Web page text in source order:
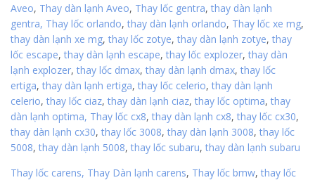
Aveo, Thay dàn lạnh Aveo, Thay lốc gentra, thay dàn lạnh
gentra, Thay lốc orlando, thay dàn lạnh orlando, Thay lốc xe mg,
thay dàn lạnh xe mg, thay lốc zotye, thay dàn lạnh zotye, thay
lốc escape, thay dàn lạnh escape, thay lốc explozer, thay dàn
lạnh explozer, thay lốc dmax, thay dàn lạnh dmax, thay lốc
ertiga, thay dàn lạnh ertiga, thay lốc celerio, thay dàn lạnh
celerio, thay lốc ciaz, thay dàn lạnh ciaz, thay lốc optima, thay
dàn lạnh optima, Thay lốc cx8, thay dàn lạnh cx8, thay lốc cx30,
thay dàn lạnh cx30, thay lốc 3008, thay dàn lạnh 3008, thay lốc
5008, thay dàn lạnh 5008, thay lốc subaru, thay dàn lạnh subaru
Thay lốc carens, Thay Dàn lạnh carens, Thay lốc bmw, thay lốc